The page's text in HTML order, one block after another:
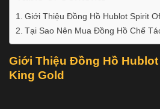
Giới Thiệu Đồng Hồ Hublot Spirit
Tại Sao Nên Mua Đồng Hồ Chế
Giới Thiệu Đồng Hồ
King Gold